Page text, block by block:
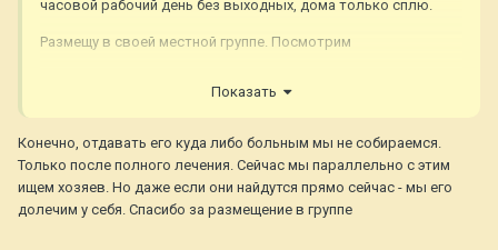
часовой рабочий день без выходных, дома только сплю.
Размещу в своей местной группе. Посмотрим
Показать
Конечно, отдавать его куда либо больным мы не собираемся.
Только после полного лечения. Сейчас мы параллельно с этим
ищем хозяев. Но даже если они найдутся прямо сейчас - мы его
долечим у себя. Спасибо за размещение в группе